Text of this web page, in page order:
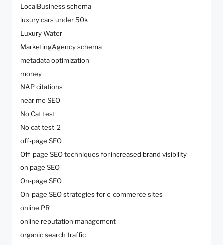
LocalBusiness schema
luxury cars under 50k
Luxury Water
MarketingAgency schema
metadata optimization
money
NAP citations
near me SEO
No Cat test
No cat test-2
off-page SEO
Off-page SEO techniques for increased brand visibility
on page SEO
On-page SEO
On-page SEO strategies for e-commerce sites
online PR
online reputation management
organic search traffic